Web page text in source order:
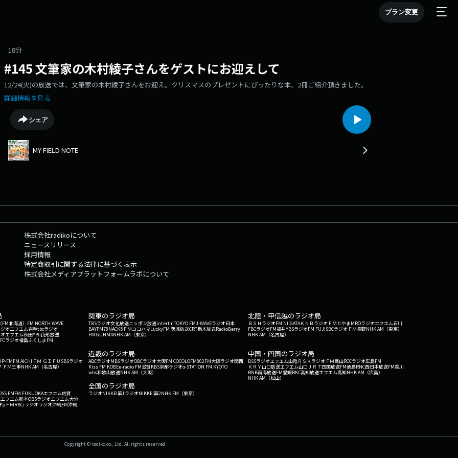
プラン変更
18分
#145 文筆家の木村綾子さんをゲストにお迎えして
12/24(火)の放送では、文筆家の木村綾子さんをお迎え。クリスマスのプレゼントにぴったりな本、2冊ご紹介頂きました。
詳細情報を見る
シェア
MY FIELD NOTE
株式会社radikoについて
ニュースリリース
採用情報
特定商取引に関する法律に基づく表示
株式会社メディアプラットフォームラボについて
北海道） FM NORTH WAVE
オエフエム岩手tbcラジオ
エフエム秋田YBC山形放送
ラジオ福島ふくしまFM
関東のラジオ局
TBSラジオ文化放送ニッポン放送interfmTOKYO FMJ-WAVEラジオ日本
BAYFM78NACK5 ＦＭヨコハマLuckyFM 茨城放送CRT栃木放送RadioBerry
FM GUNMANHK AM（東京）
北陸・甲信越のラジオ局
ＢＳＮラジオFM NIIGATAＫＮＢラジオ ＦＭとやまMROラジオエフエム石川
FBCラジオFM福井YBSラジオFM FUJISBCラジオ ＦＭ長野NHK AM（東京）
NHK AM（名古屋）
FMFM AICHI ＦＭ ＧＩＦＵ SBSラジオ
ＦＭ三重NHK AM（名古屋）
近畿のラジオ局
ABCラジオMBSラジオOBCラジオ大阪FM COCOLOFM802FM大阪ラジオ関西
Kiss FM KOBEe-radio FM滋賀KBS京都ラジオα-STATION FM KYOTO
wbs和歌山放送NHK AM（大阪）
中国・四国のラジオ局
BSSラジオエフエム山陰ＲＳＫラジオ ＦＭ岡山RCCラジオ広島FM
ＫＲＹ山口放送エフエム山口 ＪＲＴ四国放送FM徳島RNC西日本放送FM香川
RNB南海放送FM愛媛RKC高知放送エフエム高知NHK AM（広島）
NHK AM（松山）
FMFM FUKUOKAエフエム佐賀
フエム熊本OBSラジオエフエム大分
μＦＭRBCiラジオラジオ沖縄FM沖縄
全国のラジオ局
ラジオNIKKEI第1ラジオNIKKEI第2NHK FM（東京）
Copyright © radiko co., Ltd. All rights reserved